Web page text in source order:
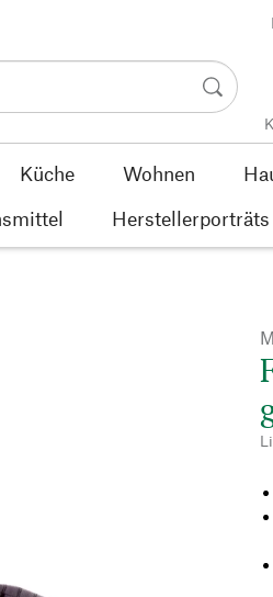
Küche Wohnen
Herstellerporträts